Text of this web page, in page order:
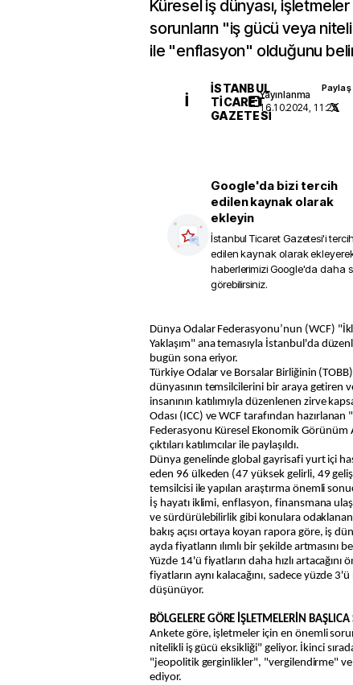
Küresel iş dünyası,
sorunların "iş gücü veya
ile "enflasyon" olduğunu
İ
İSTANBUL
TICARET
GAZETESI
Yayınlanma
16.10.2024, 11:25
Paylaş
Google'da bizi tercih
edilen kaynak olarak
ekleyin
İstanbul Ticaret Gazetesi'i tercih
edilen kaynak olarak
haberlerimizi Google'da daha
görebilirsiniz.
Dünya Odalar Federasyonu’nun (WCF) "İklim Değişikliği İçin İşbirlikçi
Yaklaşım" ana temasıyla İstanbul'da
bugün sona eriyor.
Türkiye Odalar ve Borsalar Birliğinin
dünyasının temsilcilerini bir araya getiren
insanının katılımıyla düzenlenen zirve
Odası (ICC) ve WCF tarafından hazırlanan
Federasyonu Küresel Ekonomik Görünüm
çıktıları katılımcılar ile paylaşıldı.
Dünya genelinde global gayrisafi yurt içi
eden 96 ülkeden (47 yüksek gelirli, 49
temsilcisi ile yapılan araştırma önemli
İş hayatı iklimi, enflasyon, finansmana
ve sürdürülebilirlik gibi konulara
bakış açısı ortaya koyan rapora göre, iş
ayda fiyatların ılımlı bir şekilde artmasını
Yüzde 14'ü fiyatların daha hızlı
fiyatların aynı kalacağını, sadece yüzde
düşünüyor.
BÖLGELERE GÖRE İŞLETMELERİN
Ankete göre, işletmeler için en önemli
nitelikli iş gücü eksikliği" geliyor. İkinci
"jeopolitik gerginlikler", "vergilendirme"
ediyor.